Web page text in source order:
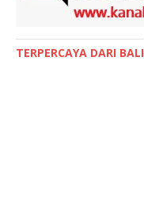
TERPERCAYA DARI BALI